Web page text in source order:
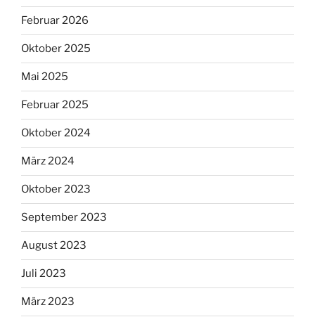
Februar 2026
Oktober 2025
Mai 2025
Februar 2025
Oktober 2024
März 2024
Oktober 2023
September 2023
August 2023
Juli 2023
März 2023